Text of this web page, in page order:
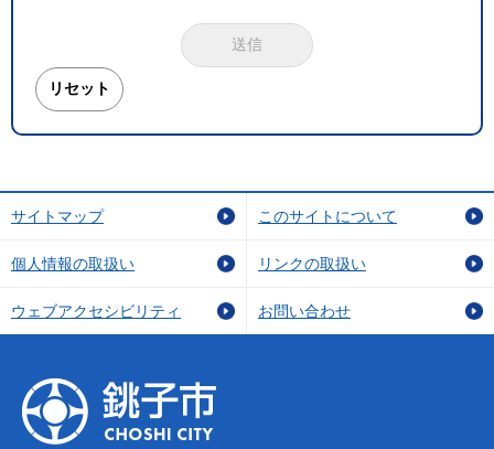
サイトマップ このサイトについて
個人情報の取扱い リンクの取扱い
ウェブアクセシビリティ お問い合わせ